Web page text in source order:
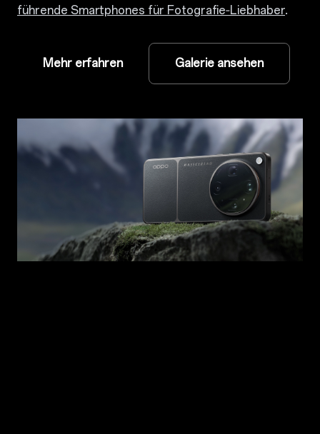
führende Smartphones für Fotografie‑Liebhaber.
Mehr erfahren Galerie ansehen